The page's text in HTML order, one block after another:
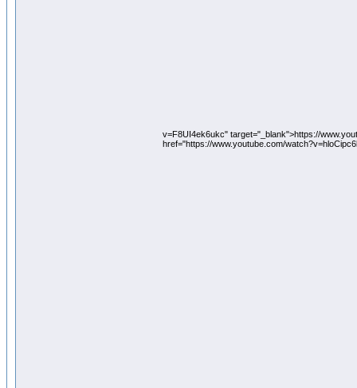
v=F8UI4ek6ukc" target="_blank">https://
href="https://www.youtube.com/